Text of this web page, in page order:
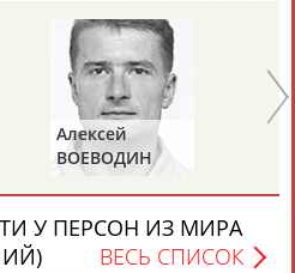
Андрей
АБДУВАЛИЕВ
Герман
АБДУЛАЕВ
Камиль
АБДУЛАЗИЗОВ
Загалав
АБДУЛБЕКОВ
Алексей
ВОЕВОДИН
У ПЕРСОН ИЗ МИРА
ВЕСЬ СПИСОК